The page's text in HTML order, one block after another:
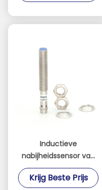
Inductieve
nabijheidssensor van
roestvrijstalen
behuizing 60 mm
Krijg Beste Prijs